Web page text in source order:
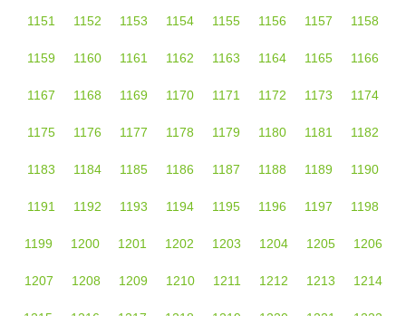
1151 1152 1153 1154 1155 1156 1157 1158
1159 1160 1161 1162 1163 1164 1165 1166
1167 1168 1169 1170 1171 1172 1173 1174
1175 1176 1177 1178 1179 1180 1181 1182
1183 1184 1185 1186 1187 1188 1189 1190
1191 1192 1193 1194 1195 1196 1197 1198
1199 1200 1201 1202 1203 1204 1205 1206
1207 1208 1209 1210 1211 1212 1213 1214